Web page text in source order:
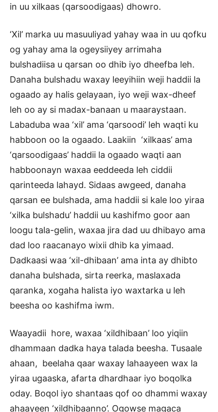
in uu xilkaas (qarsoodigaas) dhowro.
‘Xil’ marka uu masuuliyad yahay waa in uu qofku
og yahay ama la ogeysiiyey arrimaha
bulshadiisa u qarsan oo dhib iyo dheefba leh.
Danaha bulshadu waxay leeyihiin weji haddii la
ogaado ay halis gelayaan, iyo weji wax-dheef
leh oo ay si madax-banaan u maaraystaan.
Labaduba waa ‘xil’ ama ‘qarsoodi’ leh waqti ku
habboon oo la ogaado. Laakiin ‘xilkaas’ ama
‘qarsoodigaas’ haddii la ogaado waqti aan
habboonayn waxaa eeddeeda leh ciddii
qarinteeda lahayd. Sidaas awgeed, danaha
qarsan ee bulshada, ama haddii si kale loo yiraa
‘xilka bulshadu’ haddii uu kashifmo goor aan
loogu tala-gelin, waxaa jira dad uu dhibayo ama
dad loo raacanayo wixii dhib ka yimaad.
Dadkaasi waa ‘xil-dhibaan’ ama inta ay dhibto
danaha bulshada, sirta reerka, maslaxada
qaranka, xogaha halista iyo waxtarka u leh
beesha oo kashifma iwm.
Waayadii hore, waxaa ‘xildhibaan’ loo yiqiin
dhammaan dadka haya talada beesha. Tusaale
ahaan, beelaha qaar waxay lahaayeen wax la
yiraa ugaaska, afarta dhardhaar iyo boqolka
oday. Boqol iyo shantaas qof oo dhammi waxay
ahaayeen ‘xildhibaanno’. Ogowse magaca